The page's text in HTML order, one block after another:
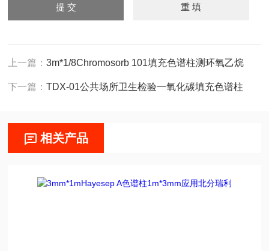
上一篇：3m*1/8Chromosorb 101填充色谱柱测环氧乙烷
下一篇：TDX-01公共场所卫生检验一氧化碳填充色谱柱
相关产品